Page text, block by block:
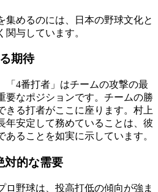
集めるのには、日本の野球文化と
関与しています。
期待
「4番打者」はチームの攻撃の最
要なポジションです。チームの勝
きる打者がここに座ります。村上
年安定して務めていることは、彼
ることを如実に示しています。
対的な需要
ロ野球は、投高打低の傾向が強ま